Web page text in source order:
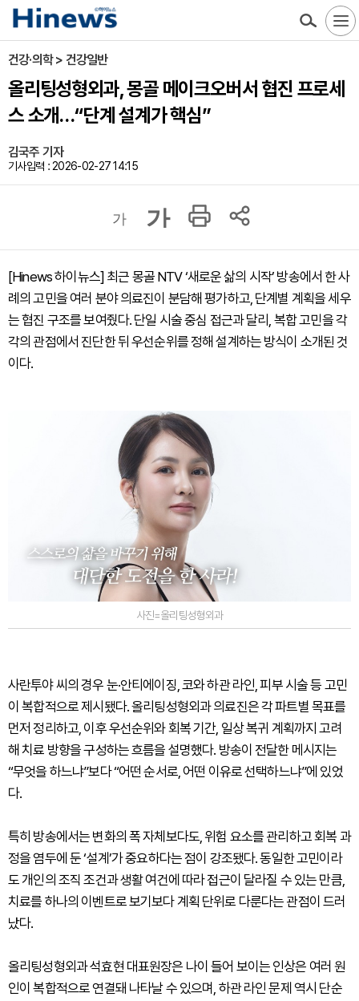
건강·의학 > 건강일반
올리팅성형외과, 몽골 메이크오버서 협진 프로세
스 소개…“단계 설계가 핵심”
김국주 기자
기사입력 : 2026-02-27 14:15
가 가
[Hinews 하이뉴스] 최근 몽골 NTV ‘새로운 삶의 시작’ 방송에서 한 사
례의 고민을 여러 분야 의료진이 분담해 평가하고, 단계별 계획을 세우
는 협진 구조를 보여줬다. 단일 시술 중심 접근과 달리, 복합 고민을 각
각의 관점에서 진단한 뒤 우선순위를 정해 설계하는 방식이 소개된 것
이다.
사진=올리팅성형외과
사란투야 씨의 경우 눈·안티에이징, 코와 하관 라인, 피부 시술 등 고민
이 복합적으로 제시됐다. 올리팅성형외과 의료진은 각 파트별 목표를
먼저 정리하고, 이후 우선순위와 회복 기간, 일상 복귀 계획까지 고려
해 치료 방향을 구성하는 흐름을 설명했다. 방송이 전달한 메시지는
“무엇을 하느냐”보다 “어떤 순서로, 어떤 이유로 선택하느냐”에 있었
다.
특히 방송에서는 변화의 폭 자체보다도, 위험 요소를 관리하고 회복 과
정을 염두에 둔 ‘설계’가 중요하다는 점이 강조됐다. 동일한 고민이라
도 개인의 조직 조건과 생활 여건에 따라 접근이 달라질 수 있는 만큼,
치료를 하나의 이벤트로 보기보다 계획 단위로 다룬다는 관점이 드러
났다.
올리팅성형외과 석효현 대표원장은 나이 들어 보이는 인상은 여러 원
인이 복합적으로 연결돼 나타날 수 있으며, 하관 라인 문제 역시 단순